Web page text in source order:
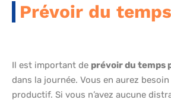
Prévoir du
Il est important de prévoir du temps
dans la journée. Vous en aurez
productif. Si vous n’avez aucune